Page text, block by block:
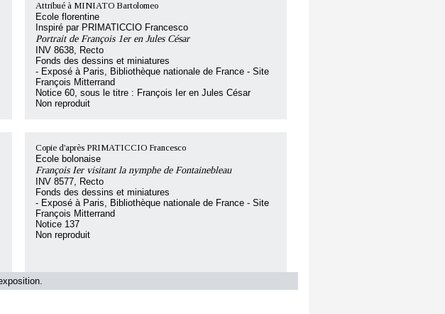
Attribué à MINIATO Bartolomeo
Ecole florentine
Inspiré par PRIMATICCIO Francesco
Portrait de François 1er en Jules César
INV 8638, Recto
Fonds des dessins et miniatures
- Exposé à Paris, Bibliothèque nationale de France - Site
François Mitterrand
Notice 60, sous le titre : François Ier en Jules César
Non reproduit
Copie d'après PRIMATICCIO Francesco
Ecole bolonaise
François Ier visitant la nymphe de Fontainebleau
INV 8577, Recto
Fonds des dessins et miniatures
- Exposé à Paris, Bibliothèque nationale de France - Site
François Mitterrand
Notice 137
Non reproduit